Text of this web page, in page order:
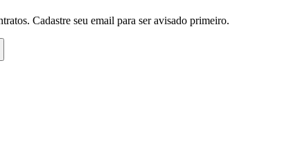
Cadastre seu email para ser avisado primeiro.